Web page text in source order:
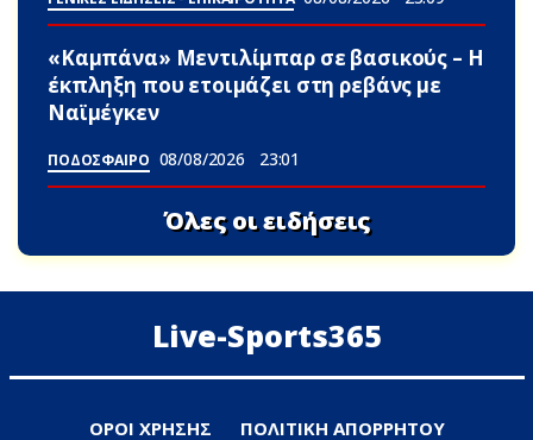
«Καμπάνα» Μεντιλίμπαρ σε βασικούς – Η
έκπληξη που ετοιμάζει στη ρεβάνς με
Ναϊμέγκεν
ΠΟΔΟΣΦΑΙΡΟ 08/08/2026 23:01
Όλες οι ειδήσεις
Live-Sports365
ΟΡΟΙ ΧΡΗΣΗΣ ΠΟΛΙΤΙΚΗ ΑΠΟΡΡΗΤΟΥ